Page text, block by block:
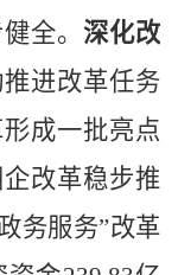
全。 深化改
进改革任务
成一批亮点
改革稳步推
务服务”改革